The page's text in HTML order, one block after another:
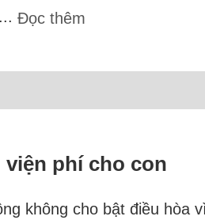
Đọc thêm
phí cho con
không cho bật điều hòa